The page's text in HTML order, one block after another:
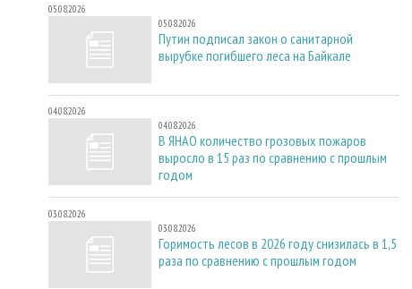
05.08.2026
05.08.2026
Путин подписал закон о санитарной
вырубке погибшего леса на Байкале
04.08.2026
04.08.2026
В ЯНАО количество грозовых пожаров
выросло в 15 раз по сравнению с прошлым
годом
03.08.2026
03.08.2026
Горимость лесов в 2026 году снизилась в 1,5
раза по сравнению с прошлым годом